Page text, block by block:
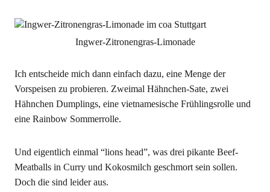
Ingwer-Zitronengras-Limonade
Ich entscheide mich dann einfach dazu, eine Menge der
Vorspeisen zu probieren. Zweimal Hähnchen-Sate, zwei
Hähnchen Dumplings, eine vietnamesische Frühlingsrolle und
eine Rainbow Sommerrolle.
Und eigentlich einmal “lions head”, was drei pikante Beef-
Meatballs in Curry und Kokosmilch geschmort sein sollen.
Doch die sind leider aus.